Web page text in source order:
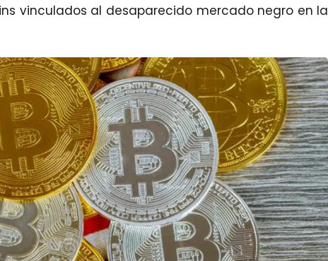
vinculados al desaparecido mercado negro en la